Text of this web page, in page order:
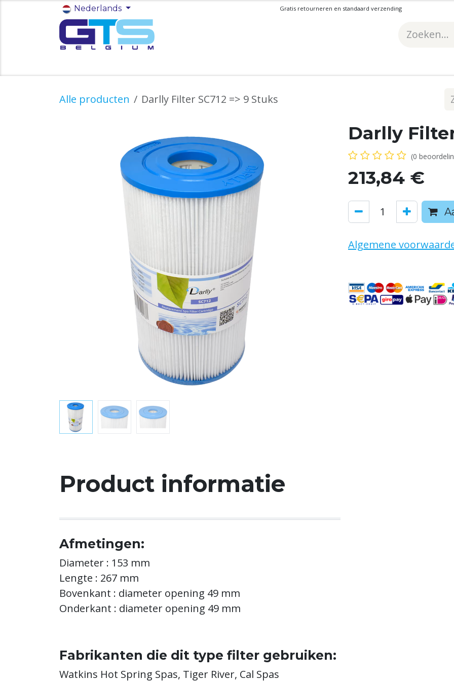
Overslaan naar inhoud
Nederlands Gratis retourneren en standaard verzending
Alle producten Darlly Filter SC712 => 9 Stuks
Darlly
(0
213,84 €
Algemene
Product informatie
Afmetingen:
Diameter : 153 mm
Lengte : 267 mm
Bovenkant : diameter opening 49 mm
Onderkant : diameter opening 49 mm
Fabrikanten die dit type filter gebruiken:
Watkins Hot Spring Spas, Tiger River, Cal Spas